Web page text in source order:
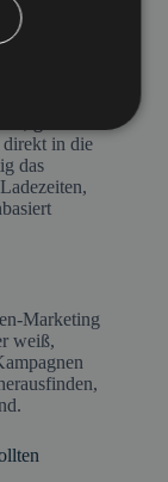
direkt in die
das
Marketing
weiß,